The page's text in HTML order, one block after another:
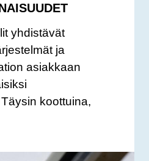
yhdistävät
ja
asiakkaan
koottuina,